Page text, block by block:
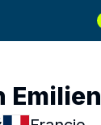
Emilien